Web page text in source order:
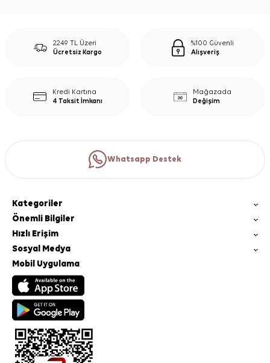
2249 TL Üzeri
Ücretsiz Kargo
%100 Güvenli
Alışveriş
Kredi Kartına
4 Taksit İmkanı
Mağazada
Değişim
Whatsapp Destek
Kategoriler
Önemli Bilgiler
Hızlı Erişim
Sosyal Medya
Mobil Uygulama